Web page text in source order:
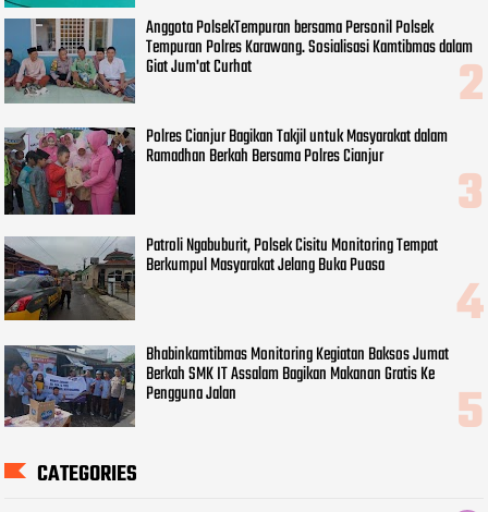
Anggota PolsekTempuran bersama Personil Polsek
Tempuran Polres Karawang. Sosialisasi Kamtibmas dalam
Giat Jum'at Curhat
Polres Cianjur Bagikan Takjil untuk Masyarakat dalam
Ramadhan Berkah Bersama Polres Cianjur
Patroli Ngabuburit, Polsek Cisitu Monitoring Tempat
Berkumpul Masyarakat Jelang Buka Puasa
Bhabinkamtibmas Monitoring Kegiatan Baksos Jumat
Berkah SMK IT Assalam Bagikan Makanan Gratis Ke
Pengguna Jalan
CATEGORIES